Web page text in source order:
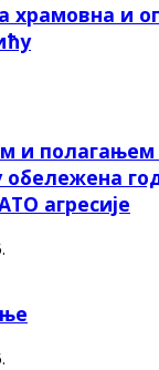
храмовна и
и полагањем
обележена
агресије